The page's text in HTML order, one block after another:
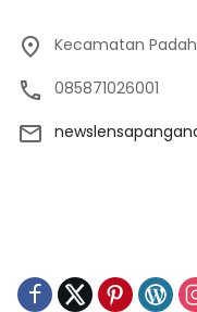
Kecamatan
085871026001